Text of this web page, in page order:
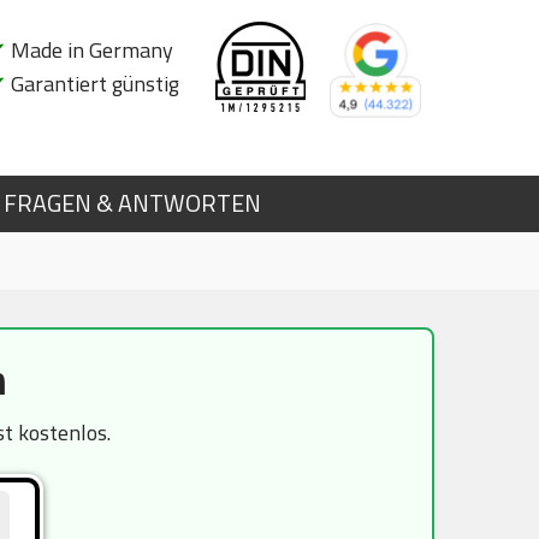
Made in Germany
Garantiert günstig
FRAGEN & ANTWORTEN
kostenlos.